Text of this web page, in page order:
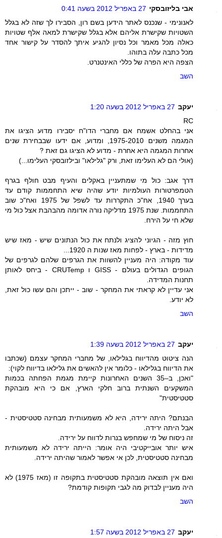
אבי בליזובסקי 27 באפריל 2012 בשעה 0:41
לאנונימי - שנכנס לאתר הידען בשם רון, הסבירו לך שזה לא בגלל
השטויות שקישרת אליהם אלא בגלל שקישרת למאה אלף שטויות
כאלה מכל מאמר וכל נסיון להגיע איתך להסדר על קישור אחד
מכל כתבה עלה בתוהו.
הצפה היא הפרה של כללי האינטנרט.
השב
יעקב 27 באפריל 2012 בשעה 1:20
RC
אני בהחלט אשמח אם מחברי הדו"ח יסבירו מדוע הציגו את
המגמה משנים 1975-2010, ומדוע, אם ידעו שבבחירת שנים
אחרות המגמה היא אחרת - מדוע לא הציגו גם זאת ?
(אולי הם לא העלימו זאת, ורק "גלילאו" ובילזובסקי העלימו...)
דרך אגב: כול מי שמתעניין באקלים והעיף מבט חולף בגרף
הטמפרטורות העולמיות יודע שהיה שיא התחממות קודם עד
בערך 1940, אח"כ התקררות עד לשפל של 1975 ואח"כ שוב
התחממות. שנת 1975 מדליקה נורה אדומה מהבהבת אצל כול מי
שלא חי על הירח.
חוץ מזה - הגיוני להציג ולנתח את כול הנתונים שיש - מאז שיש
מדידות - בארץ - לפחות מאז שנות ה 1920...
עוד מקודה: היה מעניין להשוות את הגרפים שלהם לגרפים של
הגופים הגדולים בעולם - GISS ו CRUTemp - ביחס לאותן
תחנות המדידה.
אני עדיין לא קראתי את המחקר - שוב - ייתכן והם עשו כול זאת,
לא יודע.
השב
יעקב 27 באפריל 2012 בשעה 1:39
הנה ציטוט מהדיווח בגלילאו, של מחברי המחקר עצמם (שכתבו
את הדיווח בגלילאו - כלומר אין להאשים את גלילאו בדיווח לקוי):
"ואכן, ב–35 השנים האחרונות קיימת מגמת הפחתה בכמות
המשקעים השנתית ברוב חלקי הארץ, אם כי היא מובהקת
סטטיסטית"
הבנתם? היתה ירידה, היא לא משמעותית מבחינה סטטיסטית -
אבל היתה ירידה.
זה ניסוח של מי שמחפש בנרות לדווח על ירידה.
איש יותר אובייקטיבי היה אומר: הייתה ירידה לא משמעותית
מבחינה סטטיסטית, לכן אי אפשר לאמור שהיתה ירידה.
ואם אין תוצאה מובהקת סטטיסטית בתקופה זו (מאז 1975) לא
היה מעניין לבדוק מה לגבי תקופות קודמת?
השב
יעקב 27 באפריל 2012 בשעה 1:57